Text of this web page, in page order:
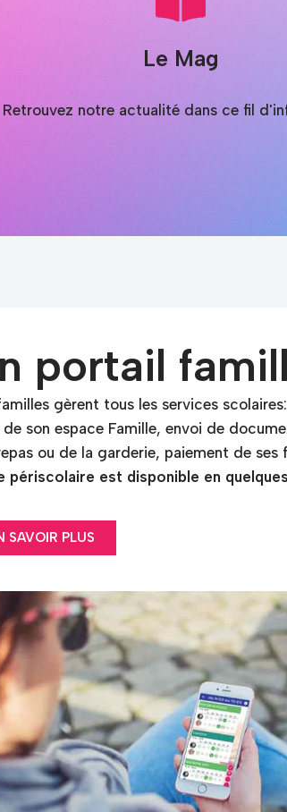
Le Mag
Retrouvez notre actualité dans ce fil
portail
gèrent tous les services
de son espace Famille, envoi de
ou de la garderie, paiement de ses
périscolaire est disponible en
SAVOIR PLUS